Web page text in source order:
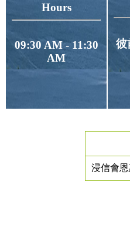
Hours
09:30 AM - 11:30
AM
彼
浸信會